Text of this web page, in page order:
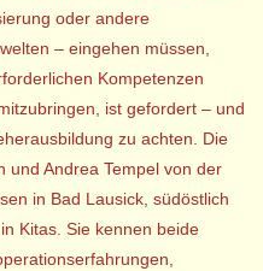
oder andere
– eingehen müssen,
Kompetenzen
ist gefordert – und
zu achten. Die
und Andrea Tempel von der
in Bad Lausick, südöstlich
Kitas. Sie kennen beide